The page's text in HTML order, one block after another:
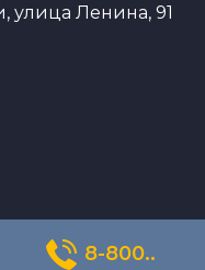
8-800..
улица Ленина, 91